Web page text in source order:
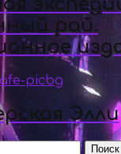
рай.
Элли